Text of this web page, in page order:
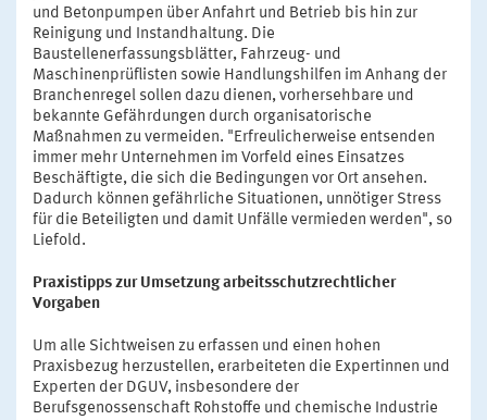
und Betonpumpen über Anfahrt und Betrieb bis hin zur
Reinigung und Instandhaltung. Die
Baustellenerfassungsblätter, Fahrzeug- und
Maschinenprüflisten sowie Handlungshilfen im Anhang der
Branchenregel sollen dazu dienen, vorhersehbare und
bekannte Gefährdungen durch organisatorische
Maßnahmen zu vermeiden. "Erfreulicherweise entsenden
immer mehr Unternehmen im Vorfeld eines Einsatzes
Beschäftigte, die sich die Bedingungen vor Ort ansehen.
Dadurch können gefährliche Situationen, unnötiger Stress
für die Beteiligten und damit Unfälle vermieden werden", so
Liefold.
Praxistipps zur Umsetzung arbeitsschutzrechtlicher
Vorgaben
Um alle Sichtweisen zu erfassen und einen hohen
Praxisbezug herzustellen, erarbeiteten die Expertinnen und
Experten der DGUV, insbesondere der
Berufsgenossenschaft Rohstoffe und chemische Industrie